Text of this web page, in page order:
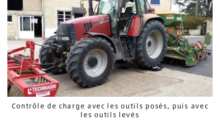
Contrôle de charge avec les outils posés, puis avec
les outils levés